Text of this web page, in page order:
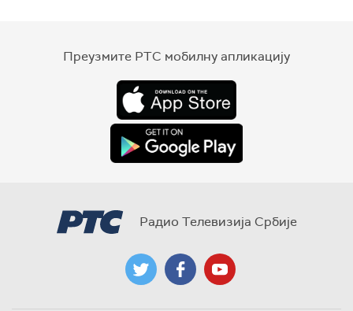
Преузмите РТС мобилну апликацију
Радио Телевизија Србије